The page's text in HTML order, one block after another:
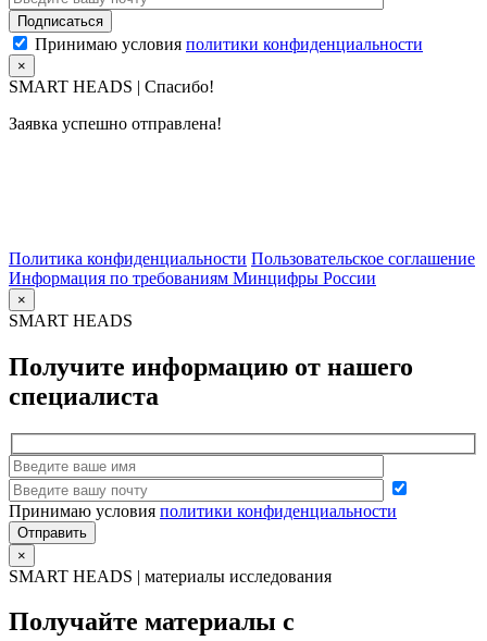
Принимаю условия политики конфиденциальности
×
SMART HEADS | Спасибо!
Заявка успешно отправлена!
Политика конфиденциальности Пользовательское соглашение
Информация по требованиям Минцифры России
×
SMART HEADS
Получите информацию от нашего
специалиста
Принимаю условия политики конфиденциальности
×
SMART HEADS | материалы исследования
Получайте материалы с